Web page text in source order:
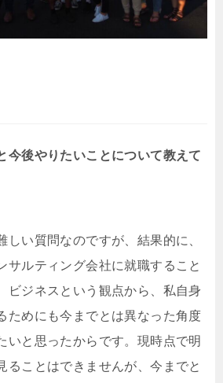
今後やりたいことについて教えて
しい質問なのですが、結果的に、
サルティング会社に就職すること
ビジネスという観点から、私自身
ためにも今までとは異なった角度
いと思ったからです。現時点で明
ることはできませんが、今までと